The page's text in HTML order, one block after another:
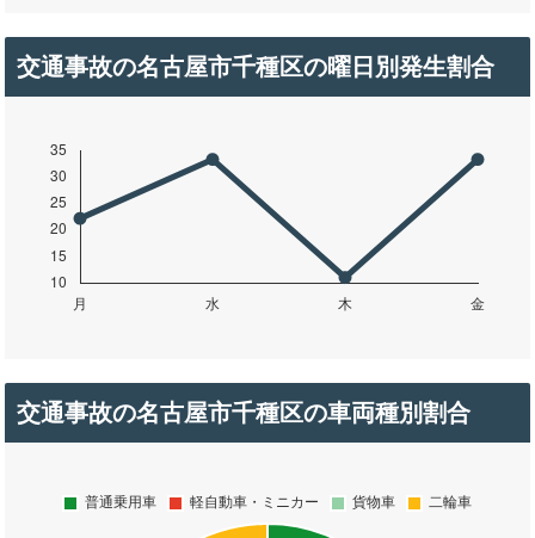
交通事故の名古屋市千種区の曜日別発生割合
交通事故の名古屋市千種区の車両種別割合